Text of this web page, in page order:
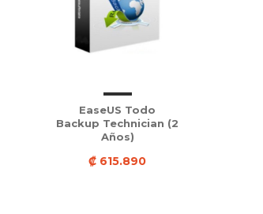
EaseUS Todo
Backup Technician (2
Años)
₡ 615.890